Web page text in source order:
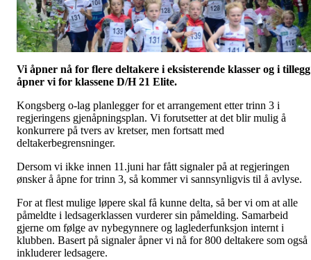
Vi åpner nå for flere deltakere i eksisterende klasser og i tillegg
åpner vi for klassene D/H 21 Elite.
Kongsberg o-lag planlegger for et arrangement ettertrinn 3 i
regjeringens gjenåpningsplan. Vi forutsetter at det blir mulig å
konkurrere på tvers av kretser, men fortsatt med
deltakerbegrensninger.
Dersom vi ikke innen 11.juni har fått signaler på at regjeringen
ønsker å åpne for trinn 3, så kommer vi sannsynligvis til å avlyse.
For at flest mulige løpere skal få kunne delta, så ber vi om at alle
påmeldte i ledsagerklassen vurderer sin påmelding. Samarbeid
gjerne om følge av nybegynnere og laglederfunksjon internt i
klubben. Basert på signaler åpner vi nå for 800 deltakere som også
inkluderer ledsagere.